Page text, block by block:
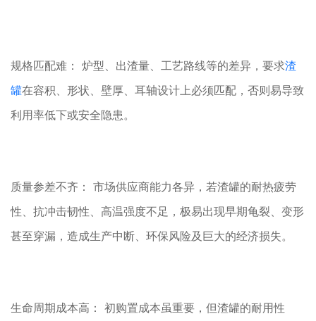
规格匹配难： 炉型、出渣量、工艺路线等的差异，要求渣
罐在容积、形状、壁厚、耳轴设计上必须匹配，否则易导致
利用率低下或安全隐患。
质量参差不齐： 市场供应商能力各异，若渣罐的耐热疲劳
性、抗冲击韧性、高温强度不足，极易出现早期龟裂、变形
甚至穿漏，造成生产中断、环保风险及巨大的经济损失。
生命周期成本高： 初购置成本虽重要，但渣罐的耐用性